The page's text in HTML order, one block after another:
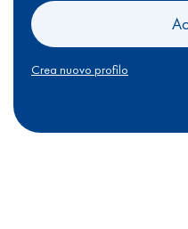
Crea nuovo profilo